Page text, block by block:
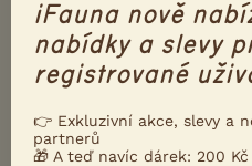
iFauna nově
nabídky a slevy
registrované
👉 Exkluzivní akce, slevy a
partnerů
🎁 A teď navíc dárek: 200